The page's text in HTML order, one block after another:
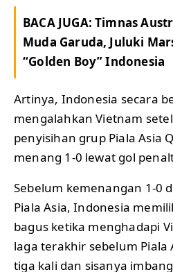
BACA JUGA:Timnas
Muda Garuda, Juluki
“Golden Boy” Indonesia
Artinya, Indonesia secara
mengalahkan Vietnam
penyisihan grup Piala Asia
menang 1-0 lewat gol
Sebelum kemenangan 1-0
Piala Asia, Indonesia
bagus ketika menghadapi
laga terakhir sebelum Piala
tiga kali dan sisanya